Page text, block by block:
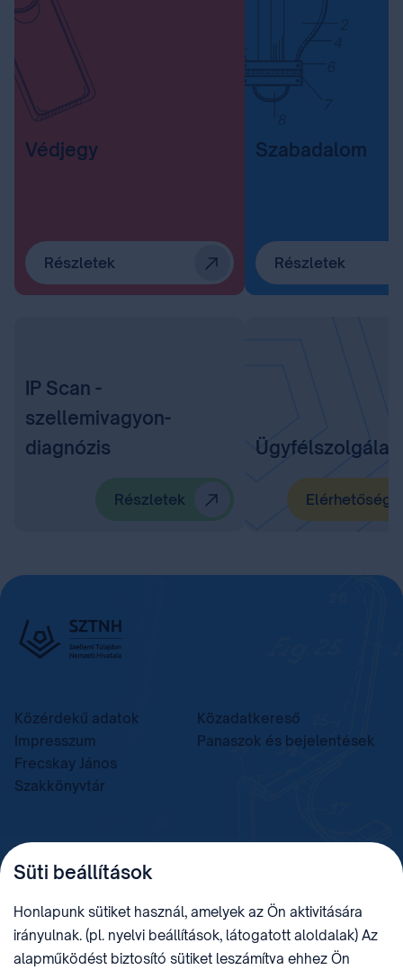
Védjegy
Részletek
Szabadalom
Részletek
IP Scan -
szellemivagyon-
diagnózis
Részletek
Ügyfélszolgálat
Közérdekű adatok
Közadatkereső
Impresszum
Panaszok és bejelentések
Frecskay János
Szakkönyvtár
TELEFON
+36 (1) 312 4400
sztnh@hipo.gov.hu 15311746-2-42
CÍM
1081 Budapest II. János
HIVATAL RÖVID NEVE
SZTNHOPS, KRID:
Süti beállítások
Honlapunk sütiket használ, amelyek az Ön aktivitására
irányulnak. (pl. nyelvi beállítások, látogatott aloldalak) Az
alapműködést biztosító sütiket leszámítva ehhez Ön